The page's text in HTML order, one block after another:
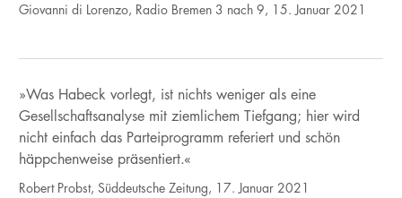
Giovanni di Lorenzo, Radio Bremen 3 nach 9, 15. Januar 2021
»Was Habeck vorlegt, ist nichts weniger als eine
Gesellschaftsanalyse mit ziemlichem Tiefgang; hier wird
nicht einfach das Parteiprogramm referiert und schön
häppchenweise präsentiert.«
Robert Probst, Süddeutsche Zeitung, 17. Januar 2021